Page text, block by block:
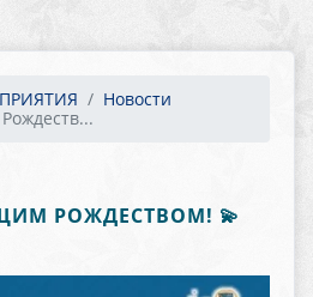
Новости
РОЖДЕСТВОМ! 💫